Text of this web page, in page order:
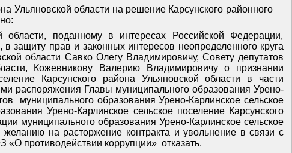
Ульяновской области на решение Карсунского районного
области, поданному в интересах Российской Федерации,
защиту прав и законных интересов неопределенного круга
области Савко Олегу Владимировичу, Совету депутатов
Кожевникову Валерию Владимировичу о признании
Карсунского района Ульяновской области в части
распоряжения Главы муниципального образования Урено-
муниципального образования Урено-Карлинское сельское
Урено-Карлинское сельское поселение Карсунского
муниципального образования Урено-Карлинское сельское
на расторжение контракта и увольнение в связи с
«О противодействии коррупции» отказать.